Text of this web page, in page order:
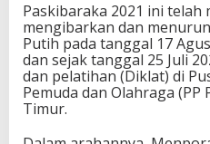
r
a
k
a
2
0
Paskibaraka 2021 ini telah
mengibarkan dan
Putih pada tanggal 17
dan sejak tanggal 25 Juli
dan pelatihan (Diklat) di
Pemuda dan Olahraga (PP
Timur.